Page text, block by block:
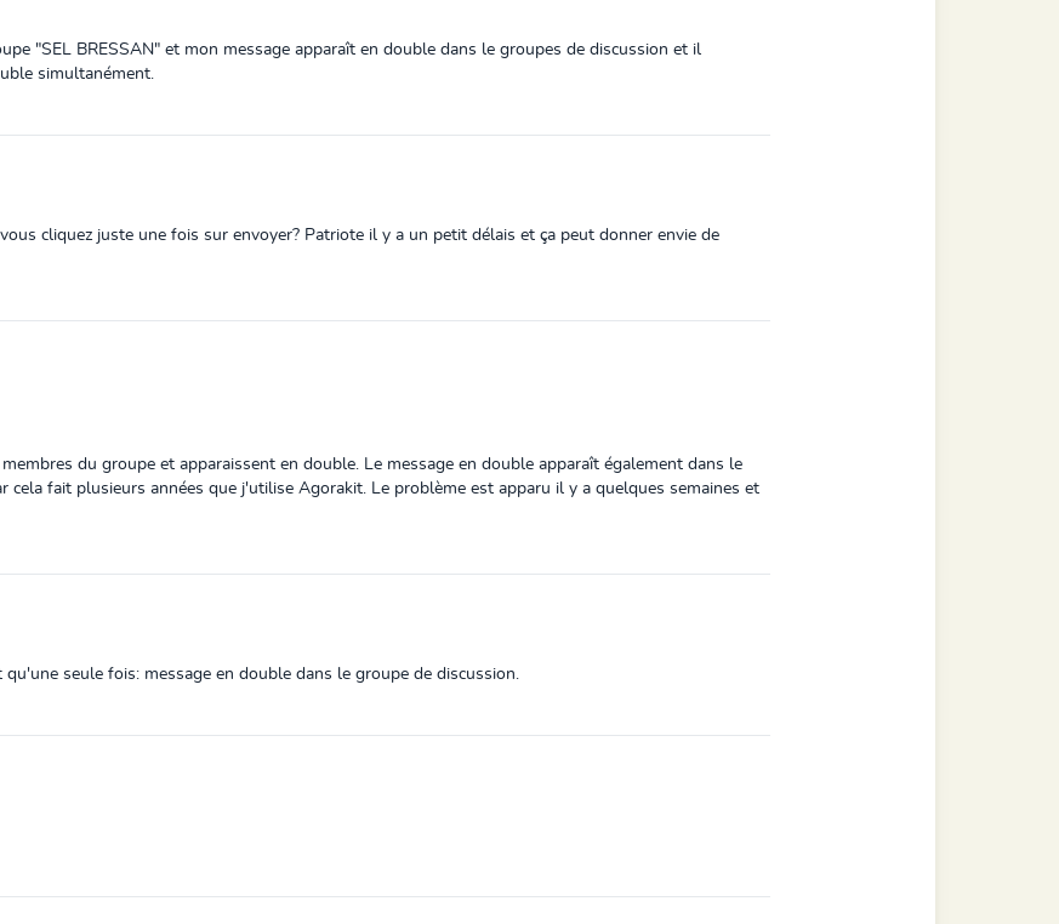
"SEL BRESSAN" et mon message apparaît en double dans le groupes de discussion et il
simultanément.
cliquez juste une fois sur envoyer? Patriote il y a un petit délais et ça peut donner envie de
du groupe et apparaissent en double. Le message en double apparaît également dans le
cela fait plusieurs années que j'utilise Agorakit. Le problème est apparu il y a quelques semaines et
seule fois: message en double dans le groupe de discussion.